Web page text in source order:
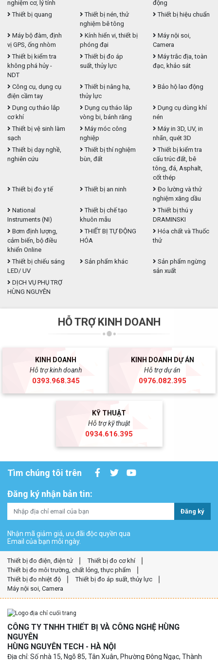
nghiệm cơ, lý tính
động
Thiết bị quang
Thiết bị nén, thử
nghiệm bê tông
Thiết bị hiệu chuẩn
Máy bộ đàm, định
vị GPS, ống nhòm
Kính hiển vi, thiết bị
phóng đại
Máy nội soi,
Camera
Thiết bị kiểm tra
không phá hủy -
NDT
Thiết bị đo áp
suất, thủy lực
Máy trắc địa, toàn
đạc, khảo sát
Công cụ, dụng cụ
điện cầm tay
Thiết bị nâng hạ,
thủy lực
Bảo hộ lao động
Dụng cụ tháo lắp
cơ khí
Dụng cụ tháo lắp
vòng bi, bánh răng
Dụng cụ dùng khí
nén
Thiết bị vệ sinh làm
sạch
Máy móc công
nghiệp
Máy in 3D, UV, in
nhãn, quét 3D
Thiết bị dạy nghề,
nghiên cứu
Thiết bị thí nghiệm
bùn, đất
Thiết bị kiểm tra
cấu trúc đất, bê
tông, đá, Asphalt,
cốt thép
Thiết bị đo y tế
Thiết bị an ninh
Đo lường và thử
nghiệm xăng dầu
National
Instruments (NI)
Thiết bị chế tạo
khuôn mẫu
Thiết bị thú y
DRAMINSKI
Bơm định lượng,
cảm biến, bộ điều
khiển Online
THIẾT BỊ TỰ ĐỘNG
HÓA
Hóa chất và Thuốc
thử
Thiết bị chiếu sáng
LED/ UV
Sản phẩm khác
Sản phẩm ngừng
sản xuất
DỊCH VỤ PHỤ TRỢ
HÙNG NGUYÊN
HỖ TRỢ KINH DOANH
KINH DOANH
Hỗ trợ kinh doanh
0393.968.345
KINH DOANH DỰ ÁN
Hỗ trợ dự án
0976.082.395
KỸ THUẬT
Hỗ trợ kỹ thuật
0934.616.395
Tìm chúng tôi trên
Đăng ký nhận bản tin:
Đăng ký
Nhận mã giảm giá, ưu đãi độc quyền qua
Email của bạn mỗi ngày.
Thiết bị đo điện, điện tử
Thiết bị đo cơ khí
Thiết bị đo môi trường, chất lỏng, thực phẩm
Thiết bị đo nhiệt độ
Thiết bị đo áp suất, thủy lực
Máy nội soi, Camera
CÔNG TY TNHH THIẾT BỊ VÀ CÔNG NGHỆ HÙNG
NGUYÊN
HÙNG NGUYÊN TECH - HÀ NỘI
Địa chỉ: Số nhà 15, Ngõ 85, Tân Xuân, Phường Đông Ngạc, Thành